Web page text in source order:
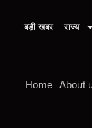
बड़ी खबर राज्य
Home About